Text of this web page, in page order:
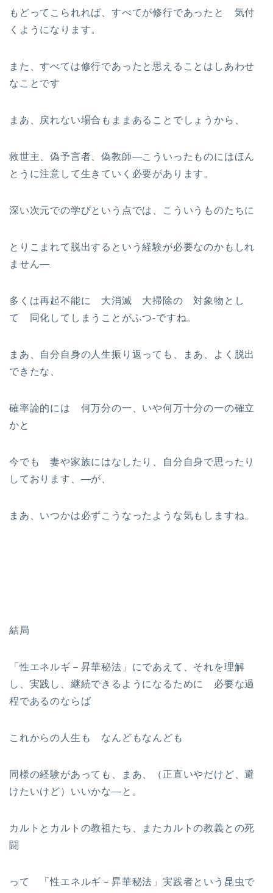
もどってこられれば、すべてが修行であったと 気付
くようになります。
また、すべては修行であったと思えることはしあわせ
なことです
まあ、戻れない場合もままあることでしょうから、
救世主、偽予言者、偽教師—こういったものにはほん
とうに注意して生きていく必要があります。
深い次元での学びという点では、こういうものたちに
とりこまれて脱出するという経験が必要なのかもしれ
ません—
多くは再起不能に 大消滅 大掃除の 対象物とし
て 同化してしまうことがふつ-ですね。
まあ、自分自身の人生振り返っても、まあ、よく脱出
できたな、
確率論的には 何万分の一、いや何万十分の一の確立
かと
今でも 妻や家族にはなしたり、自分自身で思ったり
しております、—が、
まあ、いつかは必ずこうなったような気もしますね。
結局
「性エネルギ－昇華秘法」にであえて、それを理解
し、実践し、継続できるようになるために 必要な過
程であるのならば
これからの人生も なんどもなんども
同様の経験があっても、まあ、（正直いやだけど、避
けたいけど）いいかな—と。
カルトとカルトの教祖たち、またカルトの教義との死
闘
って 「性エネルギ－昇華秘法」実践者という昆虫で